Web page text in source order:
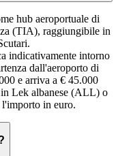
hub aeroportuale di
(TIA), raggiungibile in
indicativamente intorno
dall'aeroporto di
e arriva a € 45.000
Lek albanese (ALL) o
in euro.